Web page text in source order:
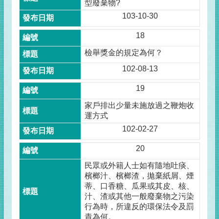
型廢棄物?
103-10-30
18
檢舉獎金的規定為何？
102-08-13
19
家戶排出少量未施放過之鞭炮收
運方式
102-02-27
20
民眾或外籍人士如有隨地吐痰、
檳榔汁、檳榔渣，拋棄紙屑、煙
蒂、口香糖、瓜果或其皮、核、
汁、渣或其他一般廢棄物之污染
行為時，所違反的環保法令及罰
責為何。